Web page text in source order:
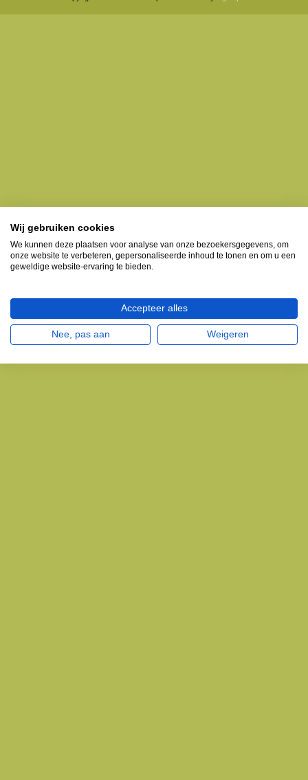
Wij gebruiken cookies
We kunnen deze plaatsen voor analyse van onze bezoekersgegevens, om
onze website te verbeteren, gepersonaliseerde inhoud te tonen en om u een
geweldige website-ervaring te bieden.
Accepteer alles
Nee, pas aan Weigeren